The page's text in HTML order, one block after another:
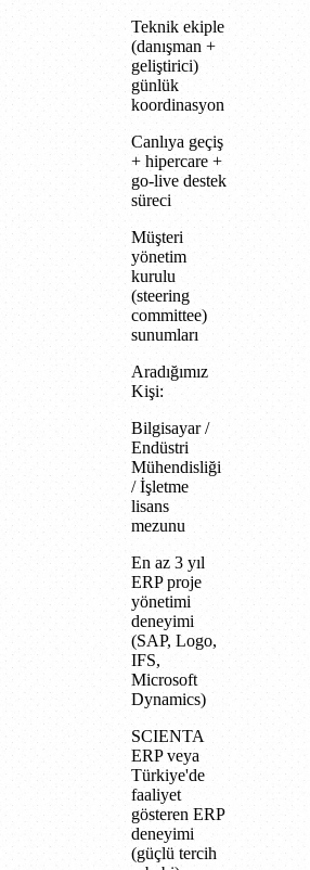
Teknik ekiple
(danışman +
geliştirici)
günlük
koordinasyon
Canlıya geçiş
+ hipercare +
go-live destek
süreci
Müşteri
yönetim
kurulu
(steering
committee)
sunumları
Aradığımız
Kişi:
Bilgisayar /
Endüstri
Mühendisliği
/ İşletme
lisans
mezunu
En az 3 yıl
ERP proje
yönetimi
deneyimi
(SAP, Logo,
IFS,
Microsoft
Dynamics)
SCIENTA
ERP veya
Türkiye'de
faaliyet
gösteren ERP
deneyimi
(güçlü tercih